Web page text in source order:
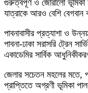
গুরুত্বপূর্ণ ও জোরালো ভূমিকা
যাত্রাকে আরও বেশি বেগবান
পাবনাবাসীর প্রত্যাশা ও
পাবনা-ঢাকা সরাসরি ট্রেন
একাডেমির সার্বিক
জেলার সচেতন মহলের মতে,
প্রাপ্তিতে অগ্রণী ভূমিকা